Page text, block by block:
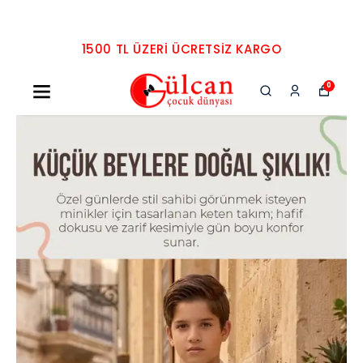
1500 TL ÜZERI ÜCRETSIZ KARGO
0